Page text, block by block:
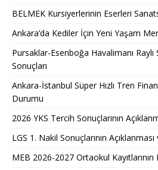
BELMEK Kursiyerlerinin Eserleri
Ankara’da Kediler İçin Yeni Yaşam
Pursaklar-Esenboğa Havalimanı
Sonuçları
Ankara-İstanbul Süper Hızlı Tren
Durumu
2026 YKS Tercih Sonuçlarının
LGS 1. Nakil Sonuçlarının
MEB 2026-2027 Ortaokul